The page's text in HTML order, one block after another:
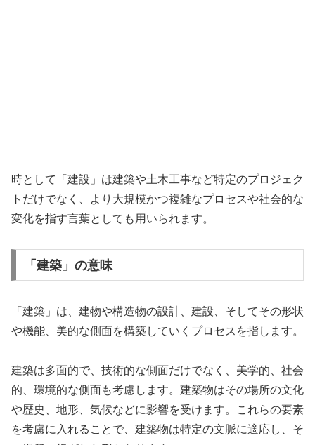
時として「建設」は建築や土木工事など特定のプロジェク
トだけでなく、より大規模かつ複雑なプロセスや社会的な
変化を指す言葉としても用いられます。
「建築」の意味
「建築」は、建物や構造物の設計、建設、そしてその形状
や機能、美的な側面を構築していくプロセスを指します。
建築は多面的で、技術的な側面だけでなく、美学的、社会
的、環境的な側面も考慮します。建築物はその場所の文化
や歴史、地形、気候などに影響を受けます。これらの要素
を考慮に入れることで、建築物は特定の文脈に適応し、そ